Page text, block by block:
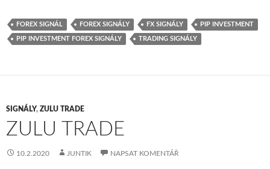
FOREX SIGNÁL FOREX SIGNÁLY FX SIGNÁLY PIP INVESTMENT
PIP INVESTMENT FOREX SIGNÁLY TRADING SIGNÁLY
SIGNÁLY, ZULU TRADE
ZULU TRADE
10.2.2020 JUNTIK NAPSAT KOMENTÁŘ